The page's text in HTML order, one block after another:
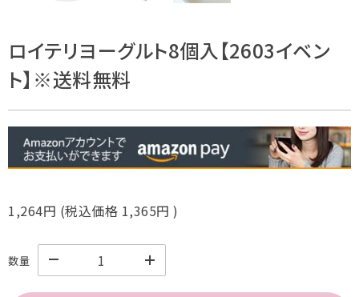
ロイテリヨーグルト8個入【2603イベン
ト】※送料無料
1,264円 (税込価格 1,365円 )
数量